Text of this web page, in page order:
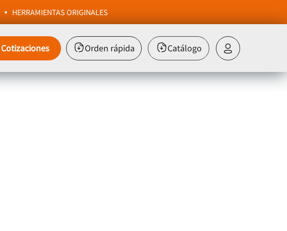
HERRAMIENTAS ORIGINALES
Cotizaciones Orden rápida Catálogo